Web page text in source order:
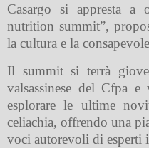
Casargo si appresta a
nutrition summit”,
la cultura e la
Il summit si terrà
valsassinese del Cfpa e
esplorare le ultime
celiachia, offrendo una
voci autorevoli di esperti